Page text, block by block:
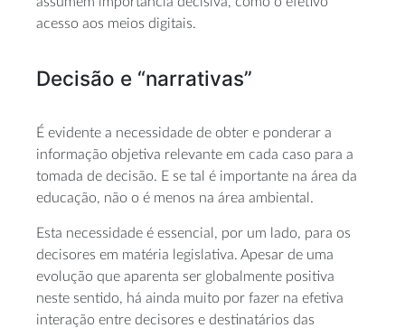
acesso aos meios digitais.
Decisão e “narrativas”
É evidente a necessidade de obter e ponderar a
informação objetiva relevante em cada caso para a
tomada de decisão. E se tal é importante na área da
educação, não o é menos na área ambiental.
Esta necessidade é essencial, por um lado, para os
decisores em matéria legislativa. Apesar de uma
evolução que aparenta ser globalmente positiva
neste sentido, há ainda muito por fazer na efetiva
interação entre decisores e destinatários das